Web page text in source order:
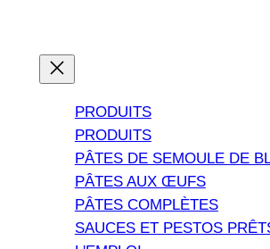
PRODUITS
PRODUITS
PÂTES DE SEMOULE DE
PÂTES AUX ŒUFS
PÂTES COMPLÈTES
SAUCES ET PESTOS